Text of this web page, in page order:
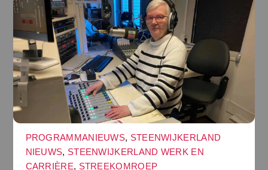
PROGRAMMANIEUWS, STEENWIJKERLAND
NIEUWS, STEENWIJKERLAND WERK EN
CARRIÈRE, STREEKOMROEP